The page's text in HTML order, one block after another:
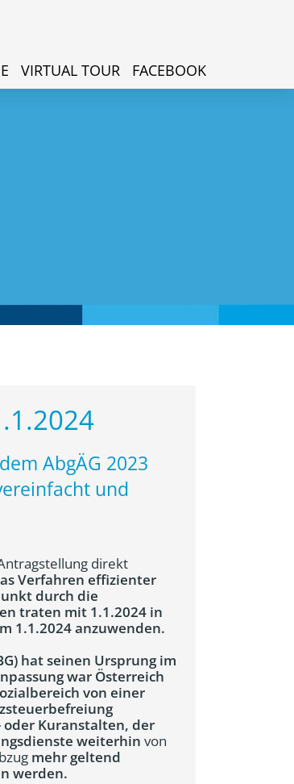
VIRTUAL TOUR FACEBOOK
AbgÄG 2023
und
direkt
Verfahren effizienter
durch die
traten mit 1.1.2024 in
1.1.2024 anzuwenden.
hat seinen Ursprung im
war Österreich
von einer
Kuranstalten, der
weiterhin von
mehr geltend
werden.